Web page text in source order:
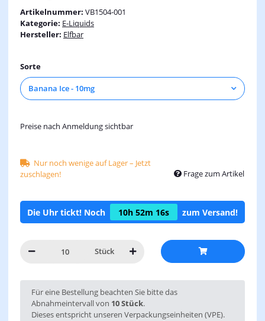
Artikelnummer: VB1504-001
Kategorie: E-Liquids
Hersteller: Elfbar
Sorte
Banana Ice - 10mg
Preise nach Anmeldung sichtbar
Nur noch wenige auf Lager – Jetzt
zuschlagen!
Frage zum Artikel
Die Uhr tickt! Noch 10h 52m 16s zum Versand!
Stück
x
Für eine Bestellung beachten Sie bitte das
Abnahmeintervall von 10 Stück.
Dieses entspricht unseren Verpackungseinheiten (VPE).